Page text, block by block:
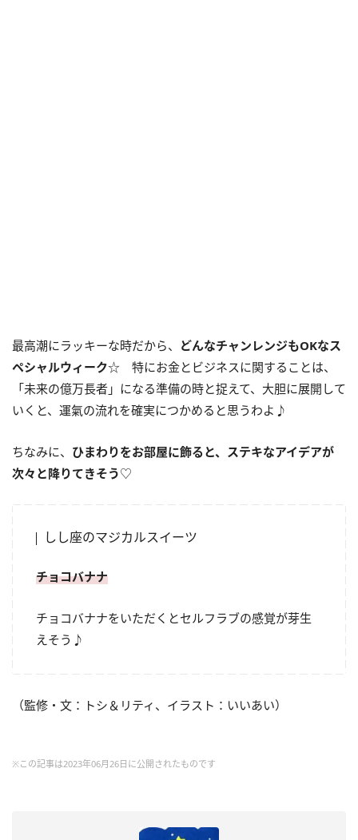
最高潮にラッキーな時だから、 どんなチャンレンジもOKなス
ペシャルウィーク☆ 特にお金とビジネスに関することは、
「未来の億万長者」になる準備の時と捉えて、大胆に展開して
いくと、運氣の流れを確実につかめると思うわよ♪
ちなみに、 ひまわりをお部屋に飾ると、ステキなアイデアが
次々と降りてきそう♡
しし座のマジカルスイーツ
チョコバナナ
チョコバナナをいただくとセルフラブの感覚が芽生
えそう♪
（監修・文：トシ＆リティ、イラスト：いいあい）
※この記事は2023年06月26日に公開されたものです